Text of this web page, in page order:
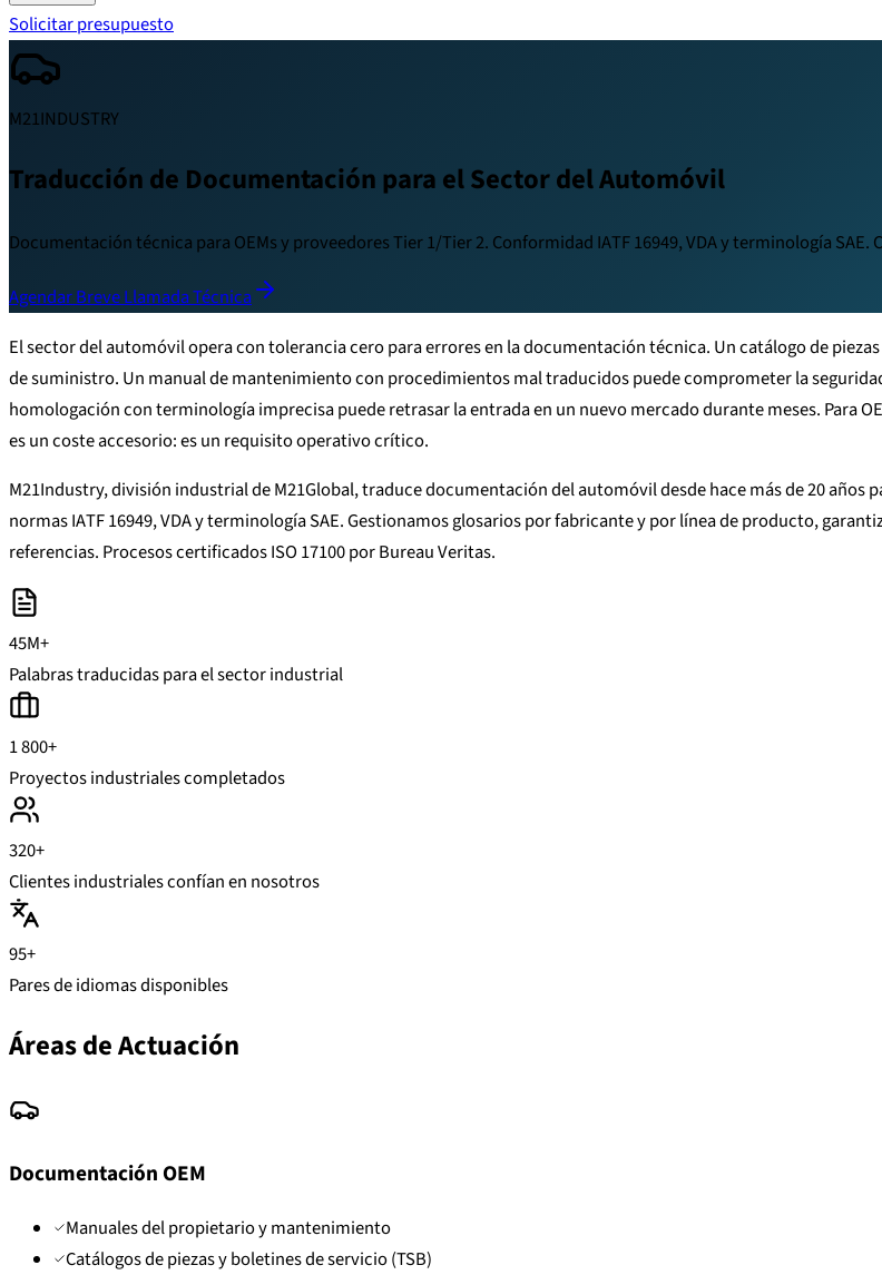
Solicitar presupuesto
M21INDUSTRY
Traducción de Documentación para el Sector del Automóvil
Documentación técnica para OEMs y proveedores Tier 1/Tier 2. Conformidad IATF 16949, VDA y terminología
Agendar Breve Llamada Técnica
El sector del automóvil opera con tolerancia cero para errores en la documentación técnica. Un catálogo de
de suministro. Un manual de mantenimiento con procedimientos mal traducidos puede comprometer la
homologación con terminología imprecisa puede retrasar la entrada en un nuevo mercado durante meses. Para
es un coste accesorio: es un requisito operativo crítico.
M21Industry, división industrial de M21Global, traduce documentación del automóvil desde hace más de 20
normas IATF 16949, VDA y terminología SAE. Gestionamos glosarios por fabricante y por línea de producto,
referencias. Procesos certificados ISO 17100 por Bureau Veritas.
45M+
Palabras traducidas para el sector industrial
1 800+
Proyectos industriales completados
320+
Clientes industriales confían en nosotros
95+
Pares de idiomas disponibles
Áreas de Actuación
Documentación OEM
Manuales del propietario y mantenimiento
Catálogos de piezas y boletines de servicio (TSB)